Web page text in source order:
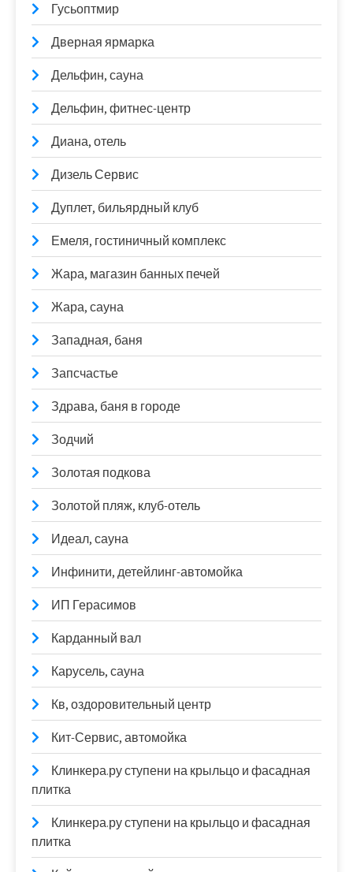
Гусьоптмир
Дверная ярмарка
Дельфин, сауна
Дельфин, фитнес-центр
Диана, отель
Дизель Сервис
Дуплет, бильярдный клуб
Емеля, гостиничный комплекс
Жара, магазин банных печей
Жара, сауна
Западная, баня
Запсчастье
Здрава, баня в городе
Зодчий
Золотая подкова
Золотой пляж, клуб-отель
Идеал, сауна
Инфинити, детейлинг-автомойка
ИП Герасимов
Карданный вал
Карусель, сауна
Кв, оздоровительный центр
Кит-Сервис, автомойка
Клинкера.ру ступени на крыльцо и фасадная
плитка
Клинкера.ру ступени на крыльцо и фасадная
плитка